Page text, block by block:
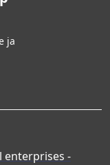
ja
enterprises -